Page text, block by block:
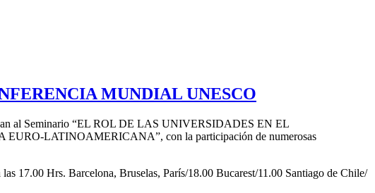
MUNDIAL UNESCO
al Seminario “EL ROL DE LAS UNIVERSIDADES EN EL
LATINOAMERICANA”, con la participación de numerosas
17.00 Hrs. Barcelona, Bruselas, París/18.00 Bucarest/11.00 Santiago de Chile/